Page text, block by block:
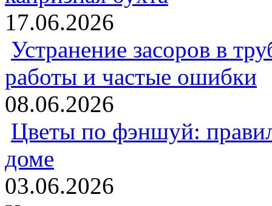
17.06.2026
Устранение засоров в
работы и частые ошибки
08.06.2026
Цветы по фэншуй:
доме
03.06.2026